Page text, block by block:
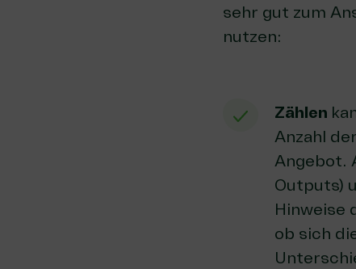
sehr gut zum
nutzen:
Zählen
Anzahl
Angebot.
Outputs)
Hinweise
ob sich